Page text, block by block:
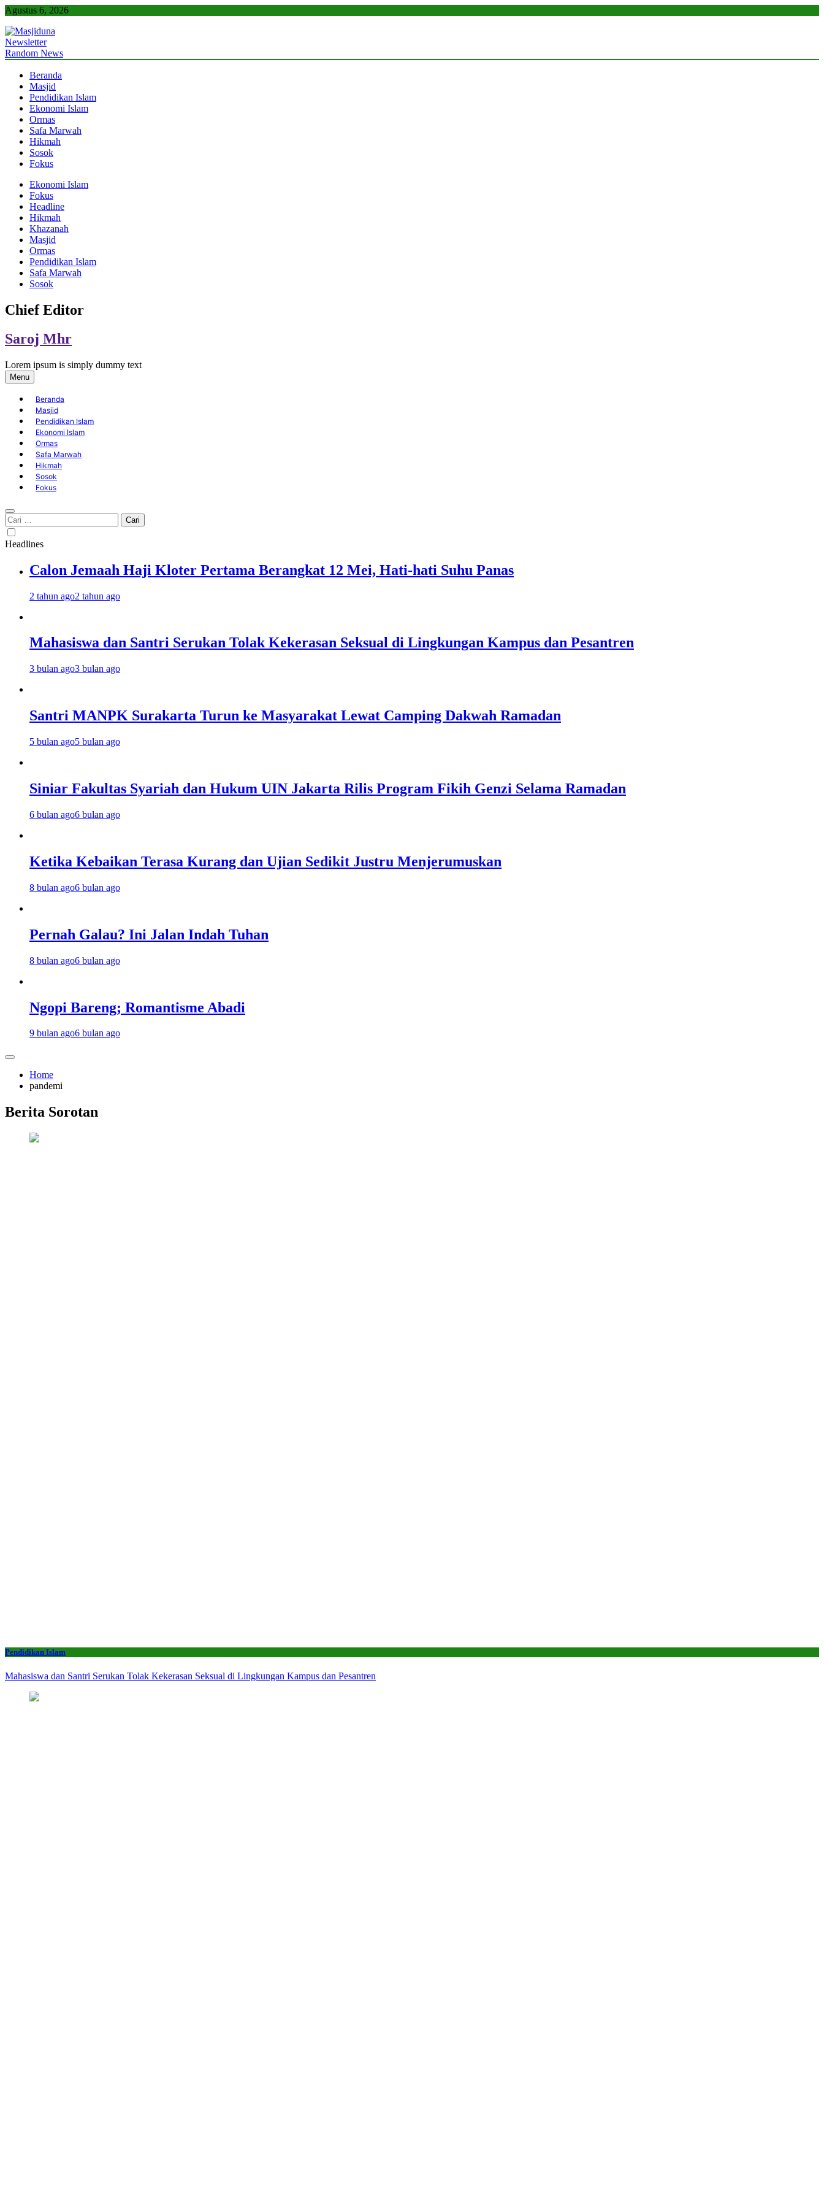
Skip
content
Agustus 6, 2026
Masjiduna
Referensi Berita Islam Indonesia
Newsletter
Random News
Beranda
Masjid
Pendidikan Islam
Ekonomi Islam
Ormas
Safa Marwah
Hikmah
Sosok
Fokus
Ekonomi Islam
Fokus
Headline
Hikmah
Khazanah
Masjid
Ormas
Pendidikan Islam
Safa Marwah
Sosok
Chief Editor
Saroj Mhr
Lorem ipsum is simply dummy text
Menu
Beranda
Masjid
Pendidikan Islam
Ekonomi Islam
Ormas
Safa Marwah
Hikmah
Sosok
Fokus
Cari
untuk:
Headlines
Calon Jemaah Haji Kloter Pertama Berangkat 12 Mei, Hati-hati Suhu Panas
2 tahun ago2 tahun ago
Mahasiswa dan Santri Serukan Tolak Kekerasan Seksual di Lingkungan Kampus dan Pesantren
3 bulan ago3 bulan ago
Santri MANPK Surakarta Turun ke Masyarakat Lewat Camping Dakwah Ramadan
5 bulan ago5 bulan ago
Siniar Fakultas Syariah dan Hukum UIN Jakarta Rilis Program Fikih Genzi Selama Ramadan
6 bulan ago6 bulan ago
Ketika Kebaikan Terasa Kurang dan Ujian Sedikit Justru Menjerumuskan
8 bulan ago6 bulan ago
Pernah Galau? Ini Jalan Indah Tuhan
8 bulan ago6 bulan ago
Ngopi Bareng; Romantisme Abadi
9 bulan ago6 bulan ago
Home
pandemi
Berita Sorotan
Pendidikan Islam
Mahasiswa dan Santri Serukan Tolak Kekerasan Seksual di Lingkungan Kampus dan Pesantren